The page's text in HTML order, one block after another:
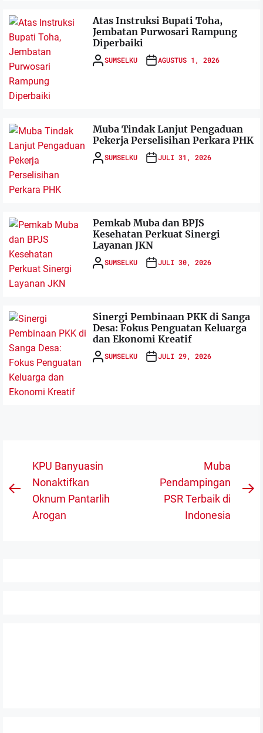
Atas Instruksi Bupati Toha,
Jembatan Purwosari Rampung
Diperbaiki
SUMSELKU AGUSTUS 1, 2026
Muba Tindak Lanjut Pengaduan
Pekerja Perselisihan Perkara PHK
SUMSELKU JULI 31, 2026
Pemkab Muba dan BPJS
Kesehatan Perkuat Sinergi
Layanan JKN
SUMSELKU JULI 30, 2026
Sinergi Pembinaan PKK di Sanga
Desa: Fokus Penguatan Keluarga
dan Ekonomi Kreatif
SUMSELKU JULI 29, 2026
Navigasi
pos
Previous
KPU Banyuasin
Nonaktifkan
Oknum Pantarlih
Arogan
Muba
Pendampingan
PSR Terbaik di
Indonesia